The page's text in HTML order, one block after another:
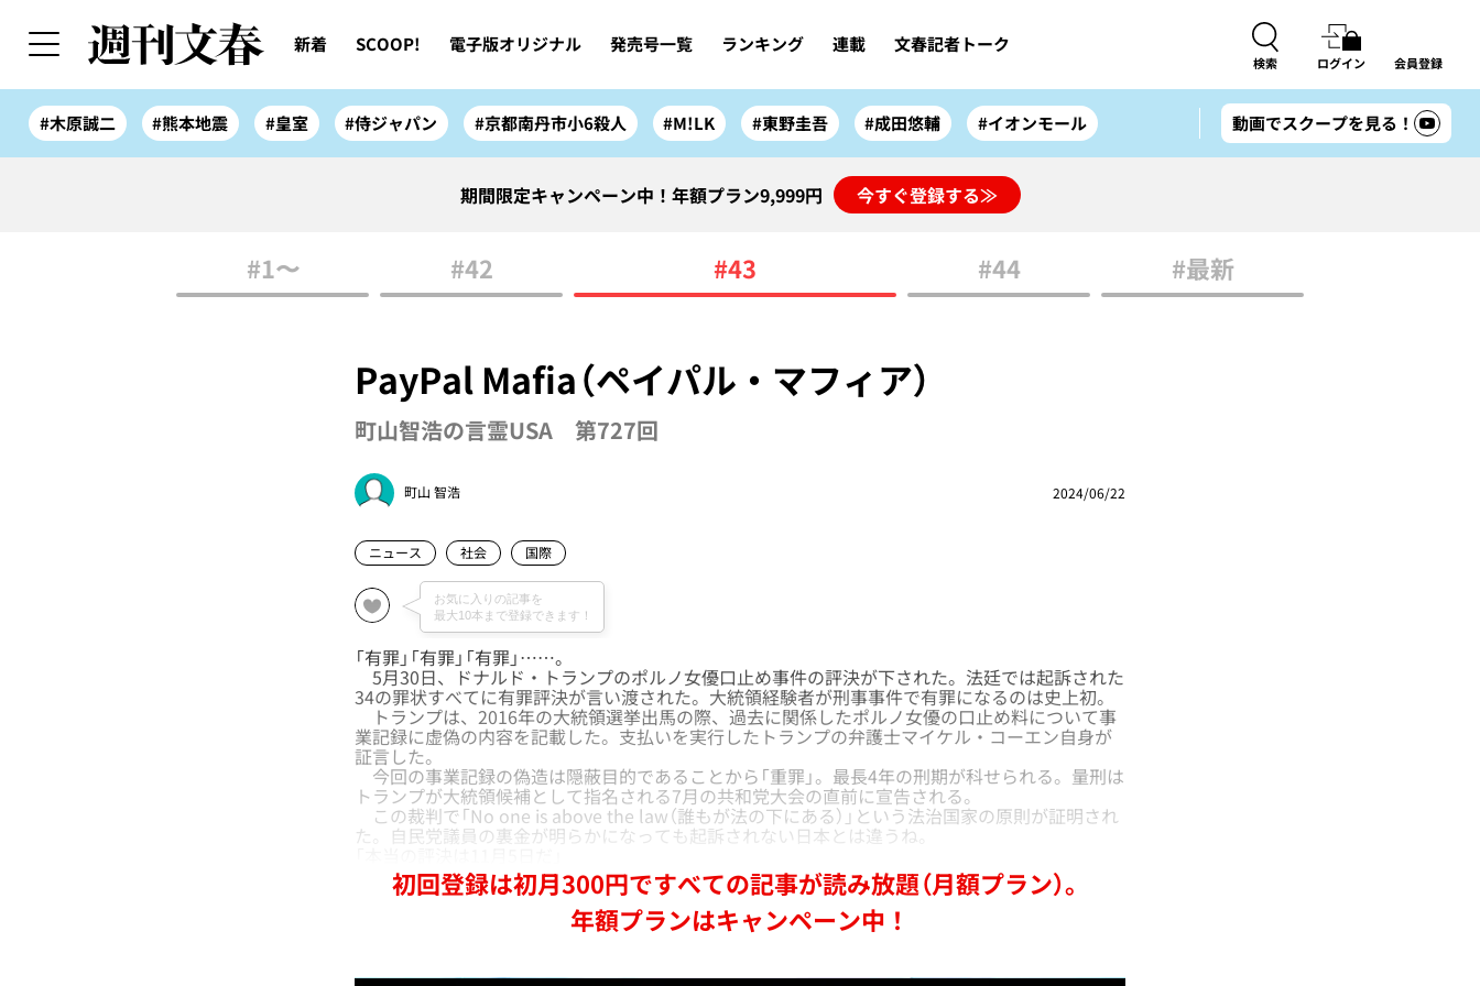
新着 SCOOP! 電子版オリジナル 発売号一覧 ランキング 連載 文春記者トーク
検索 ログイン 会員登録
#木原誠二 #熊本地震 #皇室 #侍ジャパン #京都南丹市小6殺人 #M!LK #東野圭吾 #成田悠輔 #イオンモール 動画でスクープを見る！
期間限定キャンペーン中！年額プラン9,999円 今すぐ登録する≫
#1〜 #42 #43 #44 #最新
PayPal Mafia（ペイパル・マフィア）
町山智浩の言霊USA 第727回
町山 智浩 2024/06/22
ニュース 社会 国際
「有罪」「有罪」「有罪」……。
5月30日、ドナルド・トランプのポルノ女優口止め事件の評決が下された。法廷では起訴された
34の罪状すべてに有罪評決が言い渡された。大統領経験者が刑事事件で有罪になるのは史上初。
トランプは、2016年の大統領選挙出馬の際、過去に関係したポルノ女優の口止め料について事
業記録に虚偽の内容を記載した。支払いを実行したトランプの弁護士マイケル・コーエン自身が
証言した。
今回の事業記録の偽造は隠蔽目的であることから「重罪」。最長4年の刑期が科せられる。量刑は
トランプが大統領候補として指名される7月の共和党大会の直前に宣告される。
この裁判で「No one is above the law（誰もが法の下にある）」という法治国家の原則が証明され
た。自民党議員の裏金が明らかになっても起訴されない日本とは違うね。
初回登録は初月300円ですべての記事が読み放題（月額プラン）。
年額プランはキャンペーン中！